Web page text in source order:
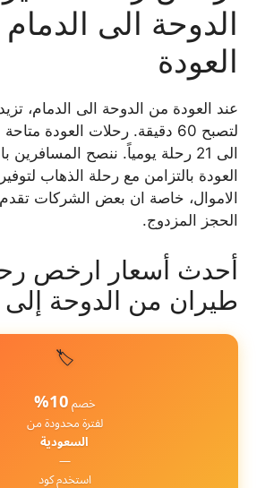
الدوحة الى
العودة
عند العودة من الدوحة الى الدمام،
لتصبح 60 دقيقة. رحلات العودة
الى 21 رحلة يومياً. ننصح
العودة بالتزامن مع رحلة الذهاب
الاموال، خاصة ان بعض الشركات
الحجز المزدوج.
أحدث أسعار ارخص
طيران من الدوحة إلى
🏷️
خصم 10%
لفترة محدودة من
السعودية
—
استخدم كود